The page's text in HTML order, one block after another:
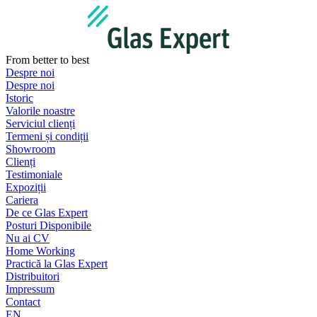
From better to best
Despre noi
Despre noi
Istoric
Valorile noastre
Serviciul clienți
Termeni și condiții
Showroom
Clienți
Testimoniale
Expoziții
Cariera
De ce Glas Expert
Posturi Disponibile
Nu ai CV
Home Working
Practică la Glas Expert
Distribuitori
Impressum
Contact
EN